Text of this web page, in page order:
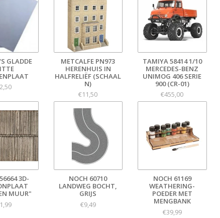
GLADDE
METCALFE PN973
HERENHUIS IN
HALFRELIËF (SCHAAL
N)
€11,50
TAMIYA 58414 1/10
MERCEDES-BENZ
UNIMOG 406 SERIE
900 (CR-01)
€455,00
3D-
MUUR"
NOCH 60710
LANDWEG BOCHT,
GRIJS
€9,49
NOCH 61169
WEATHERING-
POEDER MET
MENGBANK
€39,99